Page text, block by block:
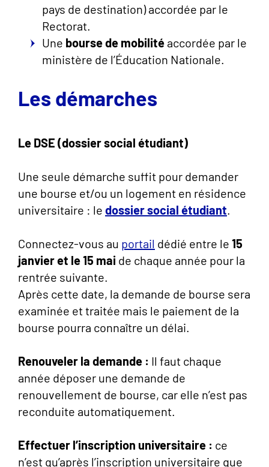
pays de destination) accordée par le
Rectorat.
Une bourse de mobilité accordée par le
ministère de l’Éducation Nationale.
Les démarches
Le DSE (dossier social étudiant)
Une seule démarche suffit pour demander
une bourse et/ou un logement en résidence
universitaire : le dossier social étudiant.
Connectez-vous au portail dédié entre le 15
janvier et le 15 mai de chaque année pour la
rentrée suivante.
Après cette date, la demande de bourse sera
examinée et traitée mais le paiement de la
bourse pourra connaître un délai.
Renouveler la demande : Il faut chaque
année déposer une demande de
renouvellement de bourse, car elle n’est pas
reconduite automatiquement.
Effectuer l’inscription universitaire : ce
n’est qu’après l’inscription universitaire que